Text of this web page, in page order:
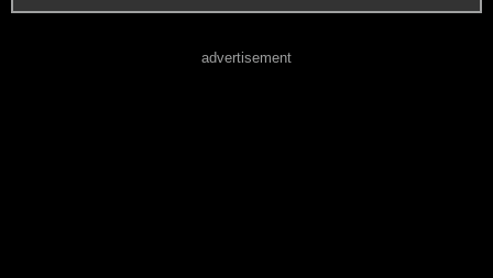
advertisement